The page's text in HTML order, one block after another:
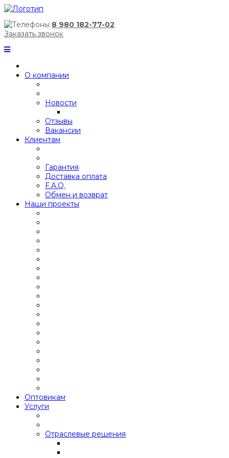
8 980 182-77-02
Заказать звонок
О компании
Новости
Отзывы
Вакансии
Клиентам
Гарантия
Доставка оплата
F.A.Q.
Обмен и возврат
Наши проекты
Оптовикам
Услуги
Отраслевые решения